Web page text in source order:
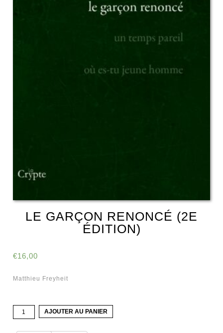
LE GARÇON RENONCÉ (2E
ÉDITION)
€16,00
Matthieu Freyheit
quantité
de
AJOUTER AU PANIER